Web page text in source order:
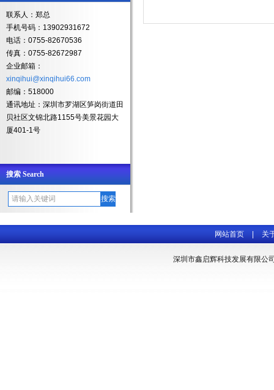
联系人：郑总
手机号码： 13902931672
电话： 0755-82670536
传真： 0755-82672987
企业邮箱：
xinqihui@xinqihui66.com
邮编： 518000
通讯地址：深圳市罗湖区笋岗街道田
贝社区文锦北路1155号美景花园大
厦401-1号
搜索 Search
网站首页 关
深圳市鑫启辉科技发展有限公